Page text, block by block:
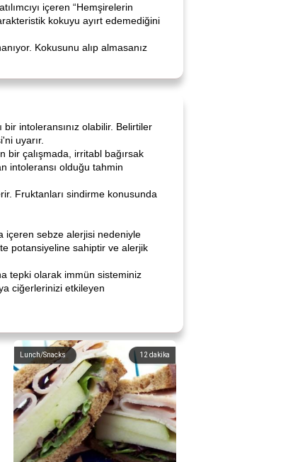
içeren “Hemşirelerin
kokuyu ayırt edemediğini
Kokusunu alıp almasanız
intoleransınız olabilir. Belirtiler
uyarır.
bir çalışmada, irritabl bağırsak
intoleransı olduğu tahmin
Fruktanları sindirme konusunda
içeren sebze alerjisi nedeniyle
potansiyeline sahiptir ve alerjik
tepki olarak immün sisteminiz
ciğerlerinizi etkileyen
12 dakika
Lunch/Snacks